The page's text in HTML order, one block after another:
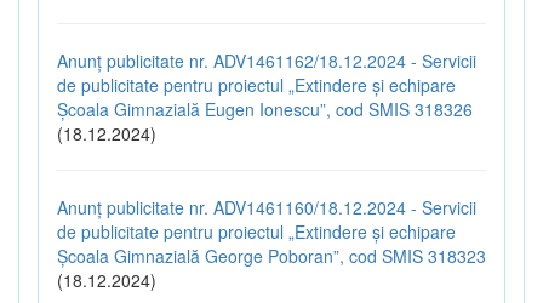
Anunț publicitate nr. ADV1461162/18.12.2024 - Servicii
de publicitate pentru proiectul „Extindere și echipare
Școala Gimnazială Eugen Ionescu”, cod SMIS 318326
(18.12.2024)
Anunț publicitate nr. ADV1461160/18.12.2024 - Servicii
de publicitate pentru proiectul „Extindere și echipare
Școala Gimnazială George Poboran”, cod SMIS 318323
(18.12.2024)